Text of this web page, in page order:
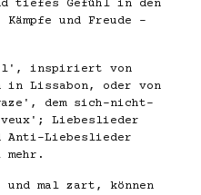
tiefes Gefühl in den
und Freude -
inspiriert von
Lissabon, oder von
dem sich-nicht-
Liebeslieder
Anti-Liebeslieder
und mal zart, können